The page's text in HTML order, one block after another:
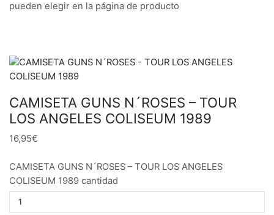
pueden elegir en la página de producto
CAMISETA GUNS N´ROSES – TOUR
LOS ANGELES COLISEUM 1989
16,95€
CAMISETA GUNS N´ROSES – TOUR LOS ANGELES
COLISEUM 1989 cantidad